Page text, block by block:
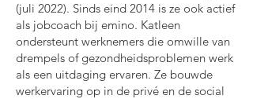
(juli 2022). Sinds eind 2014 is ze ook actief
als jobcoach bij emino. Katleen
ondersteunt werknemers die omwille van
drempels of gezondheidsproblemen werk
als een uitdaging ervaren. Ze bouwde
werkervaring op in de privé en de social